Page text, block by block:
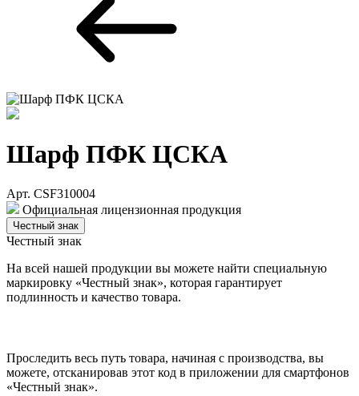
Шарф ПФК ЦСКА
Арт. CSF310004
Официальная лицензионная продукция
Честный знак
Честный знак
На всей нашей продукции вы можете найти специальную
маркировку «Честный знак», которая гарантирует
подлинность и качество товара.
Проследить весь путь товара, начиная с производства, вы
можете, отсканировав этот код в приложении для смартфонов
«Честный знак».